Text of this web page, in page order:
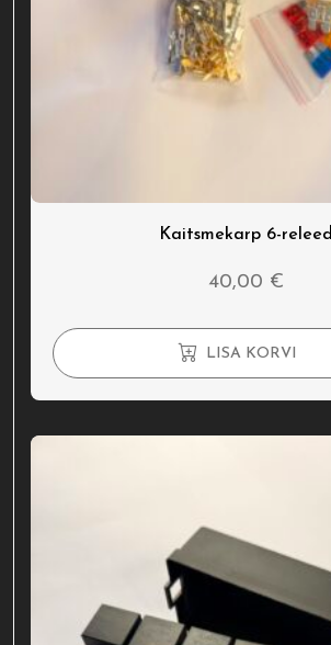
Kaitsmekarp 6-releed
40,00 €
LISA KORVI